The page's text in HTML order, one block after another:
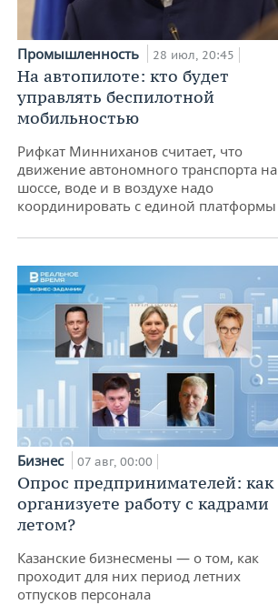
Промышленность 28 июл, 20:45
На автопилоте: кто будет
управлять беспилотной
мобильностью
Рифкат Минниханов считает, что
движение автономного транспорта на
шоссе, воде и в воздухе надо
координировать с единой платформы
Бизнес 07 авг, 00:00
Опрос предпринимателей: как
организуете работу с кадрами
летом?
Казанские бизнесмены — о том, как
проходит для них период летних
отпусков персонала